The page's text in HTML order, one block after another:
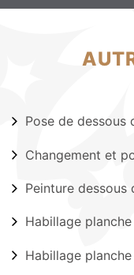
Pose de dessous
Changement et
Peinture dessous
Habillage
Habillage